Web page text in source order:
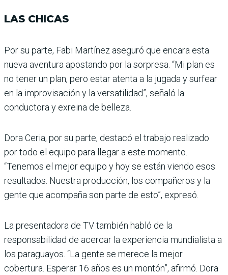
LAS CHICAS
Por su parte, Fabi Martínez aseguró que encara esta
nueva aventura apostando por la sorpresa. “Mi plan es
no tener un plan, pero estar atenta a la jugada y surfear
en la improvisación y la versati­lidad”, señaló la
conductora y exreina de belleza.
Dora Ceria, por su parte, des­tacó el trabajo realizado
por todo el equipo para llegar a este momento.
“Tenemos el mejor equipo y hoy se están viendo esos
resultados. Nues­tra producción, los compañe­ros y la
gente que acompaña son parte de esto”, expresó.
La presentadora de TV tam­bién habló de la
responsabili­dad de acercar la experiencia mundialista a
los paraguayos. “La gente se merece la mejor
cobertura. Esperar 16 años es un montón”, afirmó. Dora